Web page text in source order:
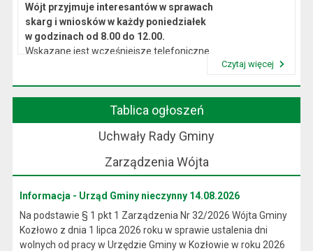
Wójt przyjmuje interesantów w sprawach
skarg i wniosków w każdy poniedziałek
w godzinach od 8.00 do 12.00.
Wskazane jest wcześniejsze telefoniczne
Czytaj więcej
Tablica ogłoszeń
Uchwały Rady Gminy
Zarządzenia Wójta
Informacja - Urząd Gminy nieczynny 14.08.2026
Na podstawie § 1 pkt 1 Zarządzenia Nr 32/2026 Wójta Gminy
Kozłowo z dnia 1 lipca 2026 roku w sprawie ustalenia dni
wolnych od pracy w Urzędzie Gminy w Kozłowie w roku 2026